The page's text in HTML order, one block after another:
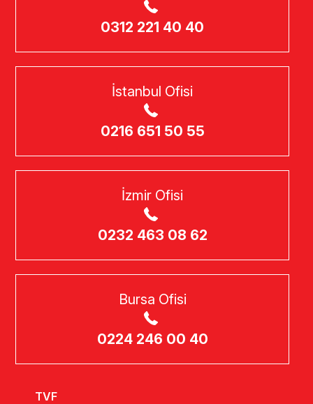
0312 221 40 40
İstanbul Ofisi
0216 651 50 55
İzmir Ofisi
0232 463 08 62
Bursa Ofisi
0224 246 00 40
TVF